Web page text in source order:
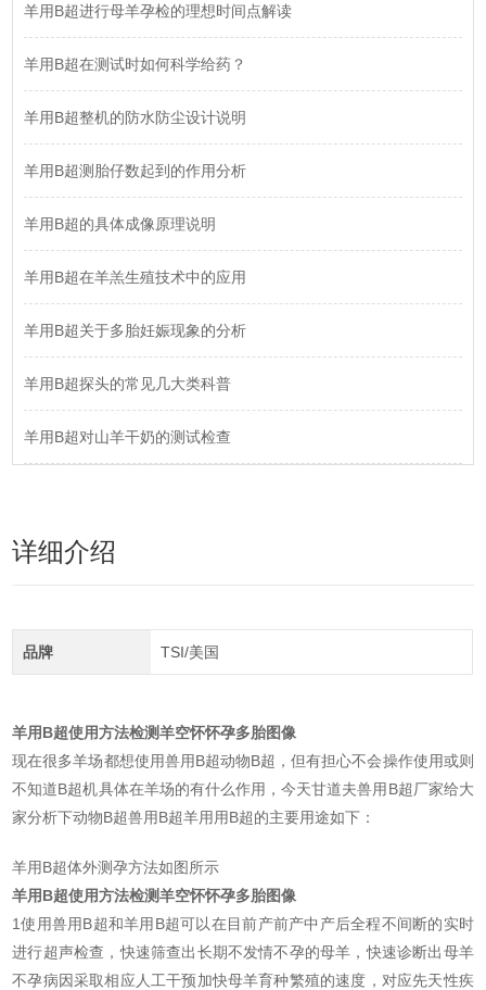
羊用B超进行母羊孕检的理想时间点解读
羊用B超在测试时如何科学给药？
羊用B超整机的防水防尘设计说明
羊用B超测胎仔数起到的作用分析
羊用B超的具体成像原理说明
羊用B超在羊羔生殖技术中的应用
羊用B超关于多胎妊娠现象的分析
羊用B超探头的常见几大类科普
羊用B超对山羊干奶的测试检查
详细介绍
品牌 TSI/美国
羊用B超使用方法检测羊空怀怀孕多胎图像
现在很多羊场都想使用兽用B超动物B超，但有担心不会操作使用或则
不知道B超机具体在羊场的有什么作用，今天甘道夫兽用B超厂家给大
家分析下动物B超兽用B超羊用用B超的主要用途如下：
羊用B超体外测孕方法如图所示
羊用B超使用方法检测羊空怀怀孕多胎图像
1使用兽用B超和羊用B超可以在目前产前产中产后全程不间断的实时
进行超声检查，快速筛查出长期不发情不孕的母羊，快速诊断出母羊
不孕病因采取相应人工干预加快母羊育种繁殖的速度，对应先天性疾